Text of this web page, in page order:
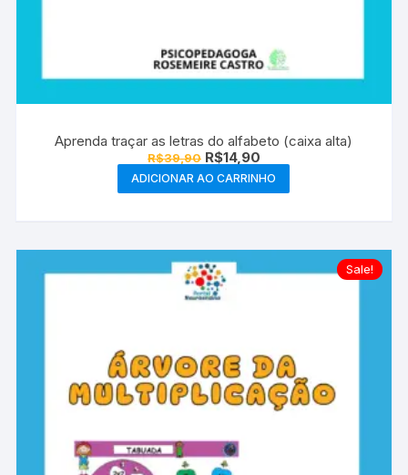
Aprenda traçar as letras do alfabeto (caixa alta)
R$39,90 O
preço
original
era:
R$14,90O
preço
atual
é:
ADICIONAR AO CARRINHO
Sale!